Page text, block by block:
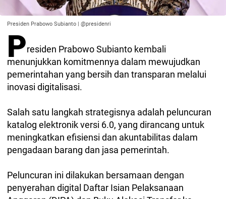
Presiden Prabowo Subianto | @presidenri
Presiden Prabowo Subianto kembali
menunjukkan komitmennya dalam mewujudkan
pemerintahan yang bersih dan transparan melalui
inovasi digitalisasi.
Salah satu langkah strategisnya adalah peluncuran
katalog elektronik versi 6.0, yang dirancang untuk
meningkatkan efisiensi dan akuntabilitas dalam
pengadaan barang dan jasa pemerintah.
Peluncuran ini dilakukan bersamaan dengan
penyerahan digital Daftar Isian Pelaksanaan